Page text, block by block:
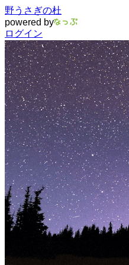
野うさぎの杜
powered by
ログイン